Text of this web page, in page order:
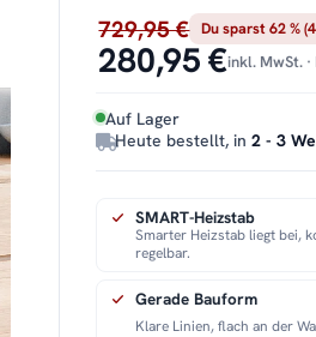
729,95 € Du sparst 62 %
280,95 €inkl. MwSt.
Auf Lager
Heute bestellt, in2 - 3
SMART-Heizstab
Smarter Heizstab liegt bei,
regelbar.
Gerade Bauform
Klare Linien, flach an der